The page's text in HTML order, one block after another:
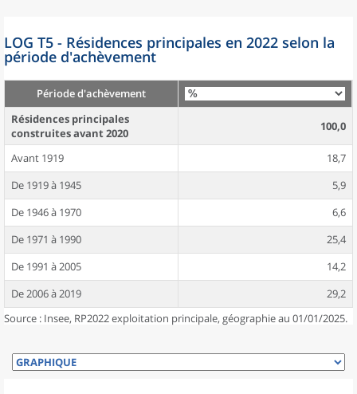
LOG T5 - Résidences principales en 2022 selon la
période d'achèvement
Période d'achèvement
Résidences principales
construites avant 2020
100,0
Avant 1919
18,7
De 1919 à 1945
5,9
De 1946 à 1970
6,6
De 1971 à 1990
25,4
De 1991 à 2005
14,2
De 2006 à 2019
29,2
Source : Insee, RP2022 exploitation principale, géographie au 01/01/2025.